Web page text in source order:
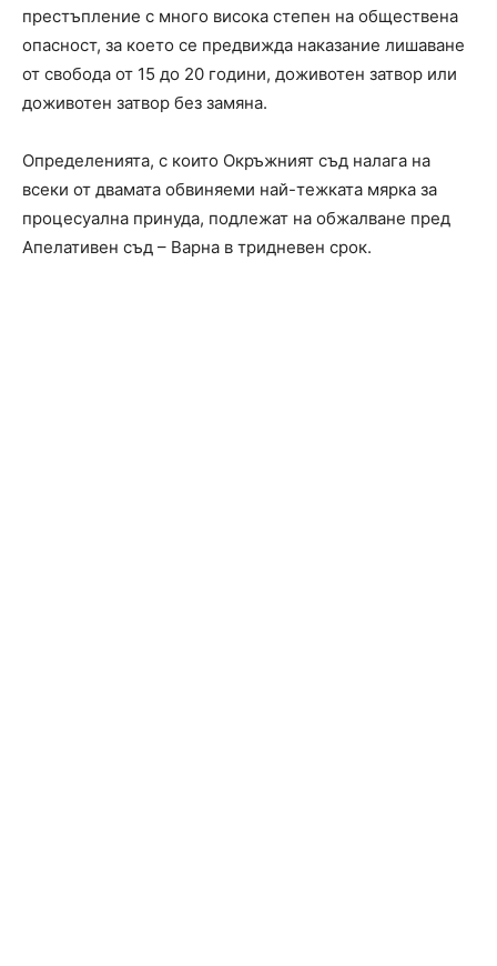
престъпление с много висока степен на обществена
опасност, за което се предвижда наказание лишаване
от свобода от 15 до 20 години, доживотен затвор или
доживотен затвор без замяна.
Определенията, с които Окръжният съд налага на
всеки от двамата обвиняеми най-тежката мярка за
процесуална принуда, подлежат на обжалване пред
Апелативен съд – Варна в тридневен срок.